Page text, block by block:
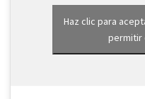
Haz clic para
permitir